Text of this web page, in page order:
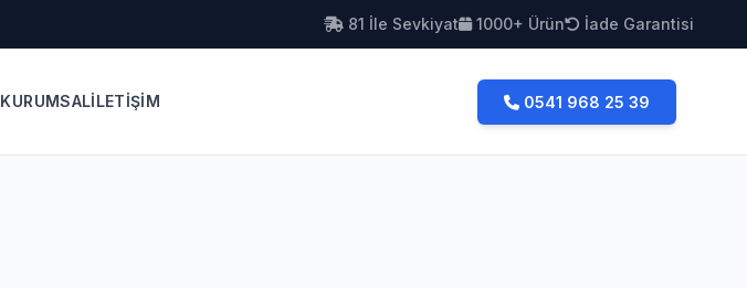
81 İle Sevkiyat 1000+ Ürün İade Garantisi
KURUMSALİLETIŞIM 0541 968 25 39